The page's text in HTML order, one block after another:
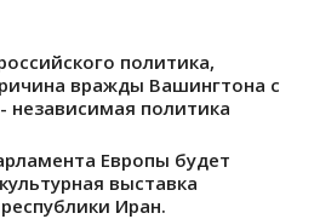
политика,
вражды Вашингтона с
независимая политика
Европы будет
выставка
Иран.